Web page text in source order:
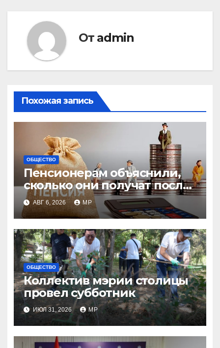
От admin
Похожая запись
ОБЩЕСТВО
Пенсионерам объяснили,
сколько они получат после
индексации
АВГ 6, 2026 MP
ОБЩЕСТВО
Коллектив мэрии столицы
провел субботник
ИЮЛ 31, 2026 MP